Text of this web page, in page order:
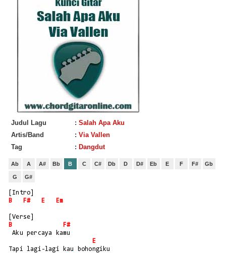
Judul Lagu : Salah Apa Aku
Artis/Band
: Via Vallen
Tag
: Dangdut
Ab A A# Bb B C C# Db D D# Eb E F F# Gb
G G#
[Intro]
B
F# E Em
[Verse]
B
F#
Aku percaya kamu
E
Tapi lagi-lagi kau bohongiku